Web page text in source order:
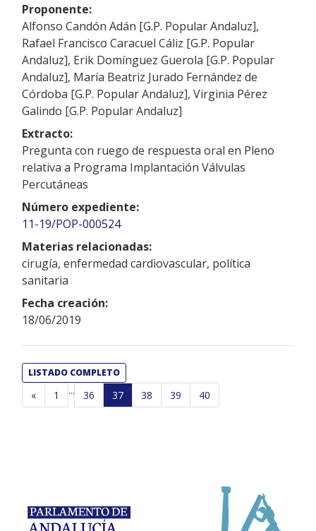
Proponente:
Alfonso Candón Adán [G.P. Popular Andaluz],
Rafael Francisco Caracuel Cáliz [G.P. Popular
Andaluz], Erik Domínguez Guerola [G.P. Popular
Andaluz], María Beatriz Jurado Fernández de
Córdoba [G.P. Popular Andaluz], Virginia Pérez
Galindo [G.P. Popular Andaluz]
Extracto:
Pregunta con ruego de respuesta oral en Pleno
relativa a Programa Implantación Válvulas
Percutáneas
Número expediente:
11-19/POP-000524
Materias relacionadas:
cirugía, enfermedad cardiovascular, política
sanitaria
Fecha creación:
18/06/2019
LISTADO COMPLETO
« 1 ... 36 37 38 39 40